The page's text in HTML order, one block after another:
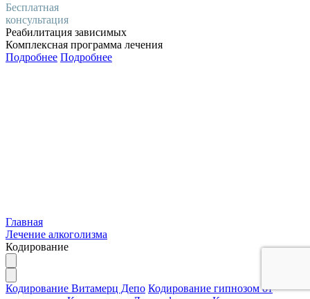
Бесплатная
консультация
Реабилитация зависимых
Комплексная программа лечения
Подробнее Подробнее
Главная
Лечение алкоголизма
Кодирование
Кодирование Витамерц Депо Кодирование гипнозом от